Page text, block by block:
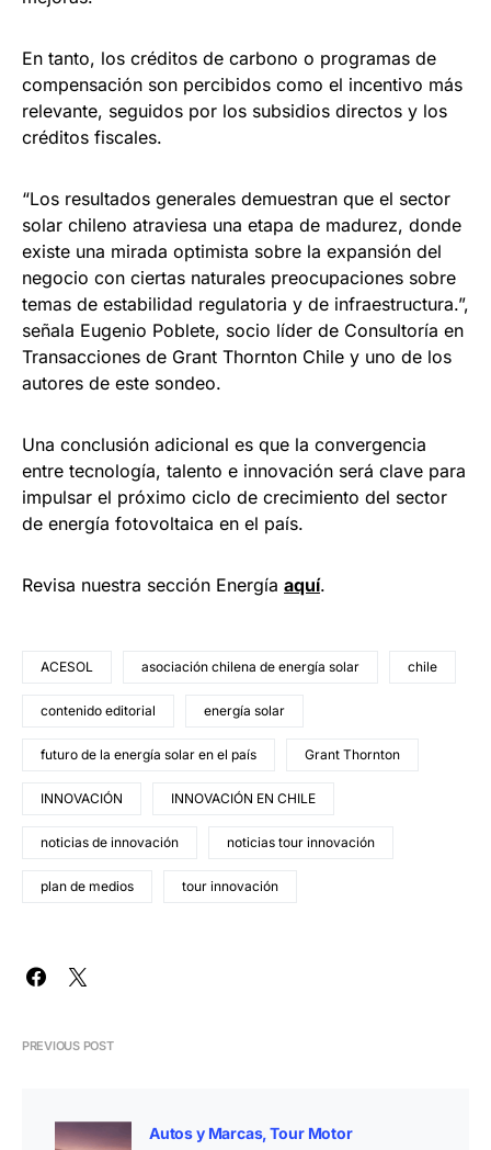
En tanto, los créditos de carbono o programas de
compensación son percibidos como el incentivo más
relevante, seguidos por los subsidios directos y los
créditos fiscales.
“Los resultados generales demuestran que el sector
solar chileno atraviesa una etapa de madurez, donde
existe una mirada optimista sobre la expansión del
negocio con ciertas naturales preocupaciones sobre
temas de estabilidad regulatoria y de infraestructura.”,
señala Eugenio Poblete, socio líder de Consultoría en
Transacciones de Grant Thornton Chile y uno de los
autores de este sondeo.
Una conclusión adicional es que la convergencia
entre tecnología, talento e innovación será clave para
impulsar el próximo ciclo de crecimiento del sector
de energía fotovoltaica en el país.
Revisa nuestra sección Energía aquí.
ACESOL asociación chilena de energía solar chile
contenido editorial energía solar
futuro de la energía solar en el país Grant Thornton
INNOVACIÓN INNOVACIÓN EN CHILE
noticias de innovación noticias tour innovación
plan de medios tour innovación
PREVIOUS POST
Autos y Marcas Tour Motor